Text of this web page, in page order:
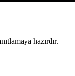
hazırdır.